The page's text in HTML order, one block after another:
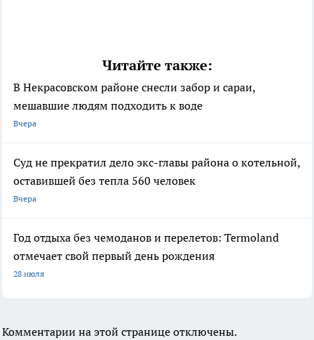
Читайте также:
В Некрасовском районе снесли забор и сараи,
мешавшие людям подходить к воде
Вчера
Суд не прекратил дело экс-главы района о котельной,
оставившей без тепла 560 человек
Вчера
Год отдыха без чемоданов и перелетов: Termoland
отмечает свой первый день рождения
28 июля
Комментарии на этой странице отключены.